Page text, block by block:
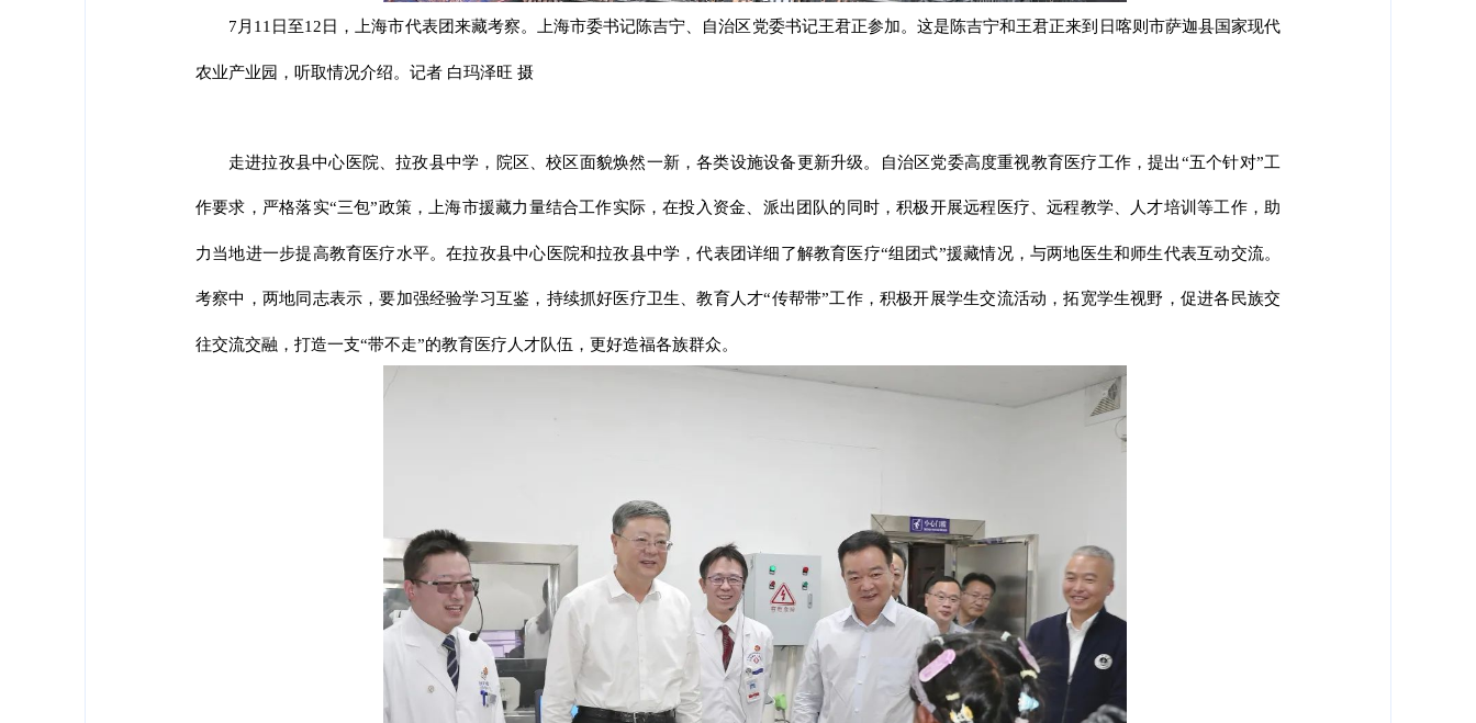
7月11日至12日，上海市代表团来藏考察。上海市委书记陈吉宁、自治区党委书记王君正参加。这是陈吉宁和王君正来到日喀则市萨迦县国家现代
农业产业园，听取情况介绍。记者 白玛泽旺 摄
走进拉孜县中心医院、拉孜县中学，院区、校区面貌焕然一新，各类设施设备更新升级。自治区党委高度重视教育医疗工作，提出“五个针对”工
作要求，严格落实“三包”政策，上海市援藏力量结合工作实际，在投入资金、派出团队的同时，积极开展远程医疗、远程教学、人才培训等工作，助
力当地进一步提高教育医疗水平。在拉孜县中心医院和拉孜县中学，代表团详细了解教育医疗“组团式”援藏情况，与两地医生和师生代表互动交流。
考察中，两地同志表示，要加强经验学习互鉴，持续抓好医疗卫生、教育人才“传帮带”工作，积极开展学生交流活动，拓宽学生视野，促进各民族交
往交流交融，打造一支“带不走”的教育医疗人才队伍，更好造福各族群众。